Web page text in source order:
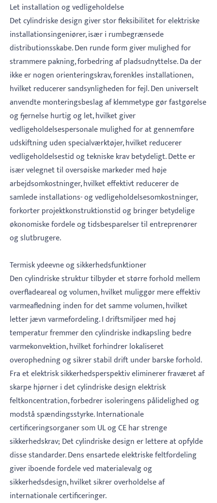
Let installation og vedligeholdelse
Det cylindriske design giver stor fleksibilitet for elektriske
installationsingeniører, især i rumbegrænsede
distributionsskabe. Den runde form giver mulighed for
strammere pakning, forbedring af pladsudnyttelse. Da der
ikke er nogen orienteringskrav, forenkles installationen,
hvilket reducerer sandsynligheden for fejl. Den universelt
anvendte monteringsbeslag af klemmetype gør fastgørelse
og fjernelse hurtig og let, hvilket giver
vedligeholdelsespersonale mulighed for at gennemføre
udskiftning uden specialværktøjer, hvilket reducerer
vedligeholdelsestid og tekniske krav betydeligt. Dette er
især velegnet til oversøiske markeder med høje
arbejdsomkostninger, hvilket effektivt reducerer de
samlede installations- og vedligeholdelsesomkostninger,
forkorter projektkonstruktionstid og bringer betydelige
økonomiske fordele og tidsbesparelser til entreprenører
og slutbrugere.
Termisk ydeevne og sikkerhedsfunktioner
Den cylindriske struktur tilbyder et større forhold mellem
overfladeareal og volumen, hvilket muliggør mere effektiv
varmeafledning inden for det samme volumen, hvilket
letter jævn varmefordeling. I driftsmiljøer med høj
temperatur fremmer den cylindriske indkapsling bedre
varmekonvektion, hvilket forhindrer lokaliseret
overophedning og sikrer stabil drift under barske forhold.
Fra et elektrisk sikkerhedsperspektiv eliminerer fraværet af
skarpe hjørner i det cylindriske design elektrisk
feltkoncentration, forbedrer isoleringens pålidelighed og
modstå spændingsstyrke. Internationale
certificeringsorganer som UL og CE har strenge
sikkerhedskrav; Det cylindriske design er lettere at opfylde
disse standarder. Dens ensartede elektriske feltfordeling
giver iboende fordele ved materialevalg og
sikkerhedsdesign, hvilket sikrer overholdelse af
internationale certificeringer.